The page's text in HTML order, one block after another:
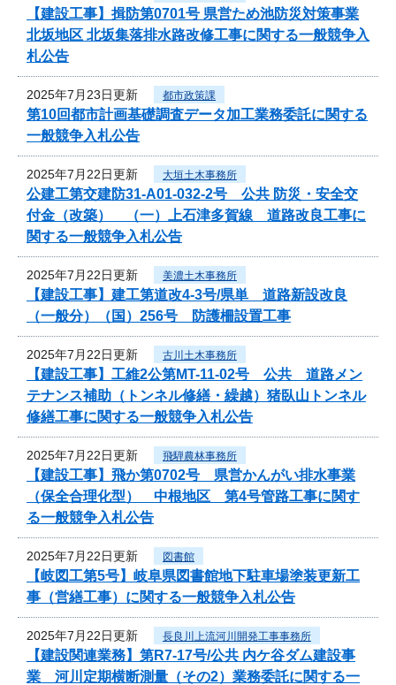
【建設工事】揖防第0701号 県営ため池防災対策事業
北坂地区 北坂集落排水路改修工事に関する一般競争入
札公告
2025年7月23日更新 都市政策課
第10回都市計画基礎調査データ加工業務委託に関する
一般競争入札公告
2025年7月22日更新 大垣土木事務所
公建工第交建防31-A01-032-2号 公共 防災・安全交
付金（改築） （一）上石津多賀線 道路改良工事に
関する一般競争入札公告
2025年7月22日更新 美濃土木事務所
【建設工事】建工第道改4-3号/県単 道路新設改良
（一般分）（国）256号 防護柵設置工事
2025年7月22日更新 古川土木事務所
【建設工事】工維2公第MT-11-02号 公共 道路メン
テナンス補助（トンネル修繕・繰越）猪臥山トンネル
修繕工事に関する一般競争入札公告
2025年7月22日更新 飛騨農林事務所
【建設工事】飛か第0702号 県営かんがい排水事業
（保全合理化型） 中根地区 第4号管路工事に関す
る一般競争入札公告
2025年7月22日更新 図書館
【岐図工第5号】岐阜県図書館地下駐車場塗装更新工
事（営繕工事）に関する一般競争入札公告
2025年7月22日更新 長良川上流河川開発工事事務所
【建設関連業務】第R7-17号/公共 内ケ谷ダム建設事
業 河川定期横断測量（その2）業務委託に関する一